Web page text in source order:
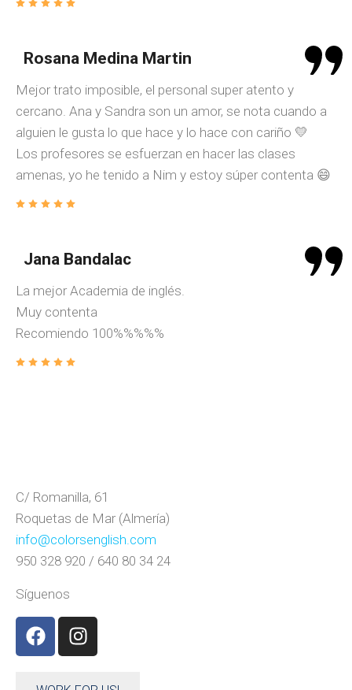
Mejor trato imposible, el personal super atento y
cercano. Ana y Sandra son un amor, se nota cuando a
alguien le gusta lo que hace y lo hace con cariño 💛
Los profesores se esfuerzan en hacer las clases
amenas, yo he tenido a Nim y estoy súper contenta 😄
Rosana Medina Martin
La mejor Academia de inglés.
Muy contenta
Recomiendo 100%%%%%
Jana Bandalac
C/ Romanilla, 61
Roquetas de Mar (Almería)
info@colorsenglish.com
950 328 920 / 640 80 34 24
Síguenos